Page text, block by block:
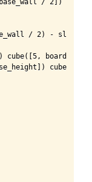
/ 2])
/ 2) -
cube([5,
cube([5,